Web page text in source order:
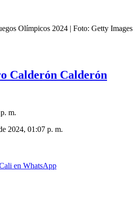
Olímpicos 2024 | Foto: Getty Images
Calderón Calderón
m.
2024, 01:07 p. m.
en WhatsApp